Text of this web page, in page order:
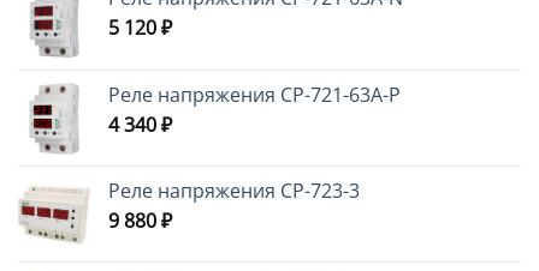
5 120₽
Реле напряжения CP-721-63A-P
4 340₽
Реле напряжения CP-723-3
9 880₽